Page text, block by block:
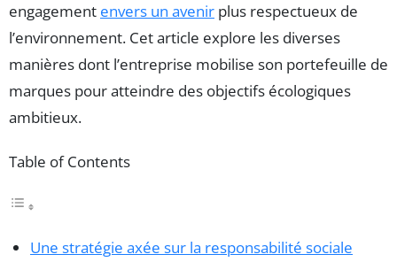
engagement envers un avenir plus respectueux de
l’environnement. Cet article explore les diverses
manières dont l’entreprise mobilise son portefeuille de
marques pour atteindre des objectifs écologiques
ambitieux.
Table of Contents
Une stratégie axée sur la responsabilité sociale